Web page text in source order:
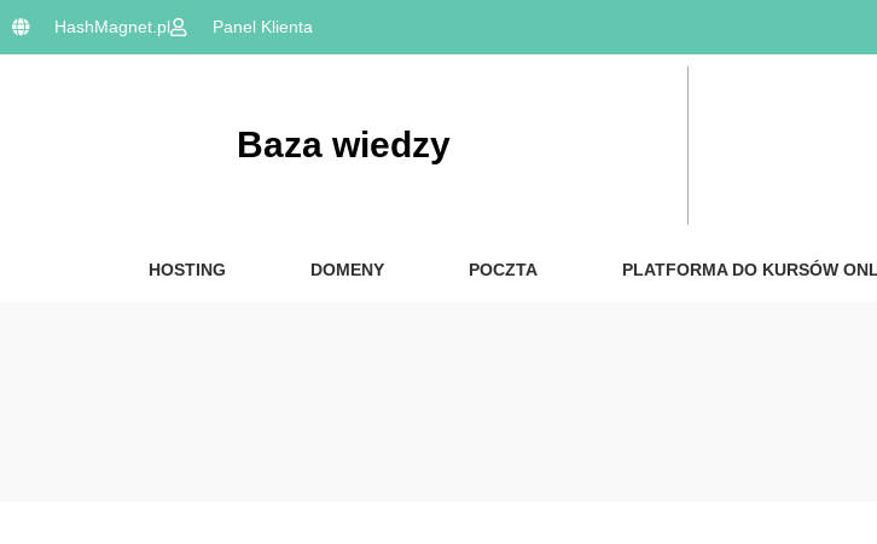
HashMagnet.pl Panel Klienta
Baza wiedzy
HOSTING DOMENY POCZTA PLATFORMA DO KURSÓW